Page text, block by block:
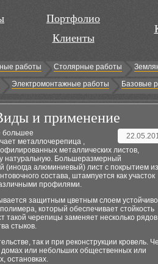
Портфолио
Клиенты
работы Столярные работы
Электромонтажные работы Базовые
и применение
большее
металлочерепица ,
металлических листов,
натуральную. Большеразмерный
(иногда алюминиевый) лист с покрытием из
состава, штампуется как участок
профилями.
защитным цветным слоем
который обеспечивает стойкость
такой черепицы заменяет несколько рядов
стыков.
так и при реконструкции кровель.
или небольших общественных или
остановках.